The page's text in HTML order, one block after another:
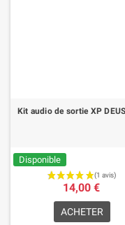
Kit audio de sortie XP
Disponible
14,00 €
ACHETER